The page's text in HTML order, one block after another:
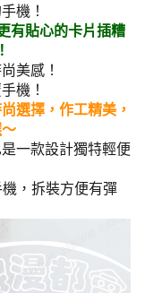
機！
有貼心的卡片插糟
美感！
機！
選擇，作工精美，
一款設計獨特輕便
，拆裝方便有彈